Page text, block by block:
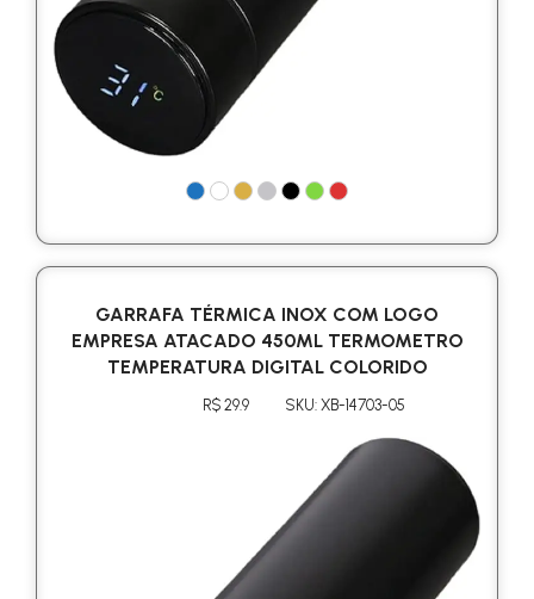
GARRAFA TÉRMICA INOX COM LOGO
EMPRESA ATACADO 450ML TERMOMETRO
TEMPERATURA DIGITAL COLORIDO
R$ 29.9 SKU: XB-14703-05